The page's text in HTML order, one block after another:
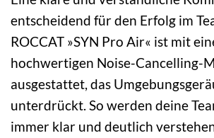
entscheidend für den Erfolg im
ROCCAT »SYN Pro Air« ist mit
hochwertigen Noise-Cancelling-
ausgestattet, das
unterdrückt. So werden deine
immer klar und deutlich